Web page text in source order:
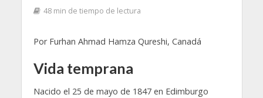
48 min de tiempo de lectura
Por Furhan Ahmad Hamza Qureshi, Canadá
Vida temprana
Nacido el 25 de mayo de 1847 en Edimburgo